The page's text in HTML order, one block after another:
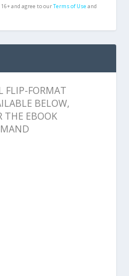
and agree to ourTerms of Useand
FLIP-FORMAT
BELOW,
THE EBOOK